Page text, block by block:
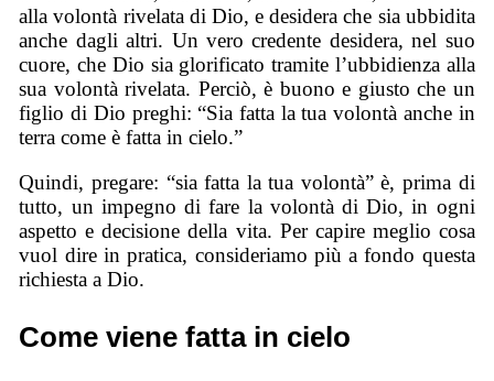
alla volontà rivelata di Dio, e desidera che sia ubbidita
anche dagli altri. Un vero credente desidera, nel suo
cuore, che Dio sia glorificato tramite l’ubbidienza alla
sua volontà rivelata. Perciò, è buono e giusto che un
figlio di Dio preghi: “Sia fatta la tua volontà anche in
terra come è fatta in cielo.”
Quindi, pregare: “sia fatta la tua volontà” è, prima di
tutto, un impegno di fare la volontà di Dio, in ogni
aspetto e decisione della vita. Per capire meglio cosa
vuol dire in pratica, consideriamo più a fondo questa
richiesta a Dio.
Come viene fatta in cielo